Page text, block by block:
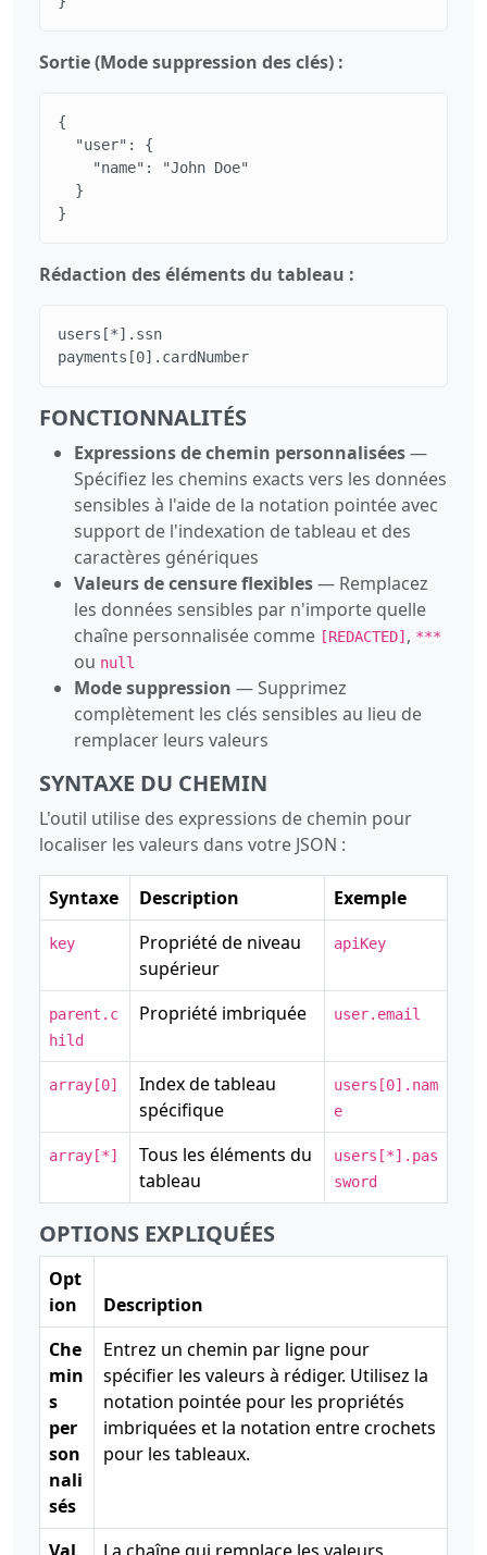
Sortie (Mode suppression des clés) :
{
  "user": {
    "name": "John Doe"
  }
}
Rédaction des éléments du tableau :
users[*].ssn
payments[0].cardNumber
FONCTIONNALITÉS
Expressions de chemin personnalisées—
Spécifiez les chemins exacts vers les données
sensibles à l'aide de la notation pointée avec
support de l'indexation de tableau et des
caractères génériques
Valeurs de censure flexibles— Remplacez
les données sensibles par n'importe quelle
chaîne personnalisée comme [REDACTED] , ***
ou null
Mode suppression — Supprimez
complètement les clés sensibles au lieu de
remplacer leurs valeurs
SYNTAXE DU CHEMIN
L'outil utilise des expressions de chemin pour
localiser les valeurs dans votre JSON :
Syntaxe Description Exemple
key
Propriété de niveau
supérieur
apiKey
parent.c
hild
Propriété imbriquée user.email
array[0]
Index de tableau
spécifique
users[0].nam
e
array[*]
Tous les éléments du
tableau
users[*].pas
sword
OPTIONS EXPLIQUÉES
Opt
ion
Description
Che
min
s
per
son
nali
sés
Entrez un chemin par ligne pour
spécifier les valeurs à rédiger. Utilisez la
notation pointée pour les propriétés
imbriquées et la notation entre crochets
pour les tableaux.